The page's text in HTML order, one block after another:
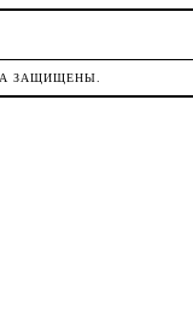
ЗАЩИЩЕНЫ.